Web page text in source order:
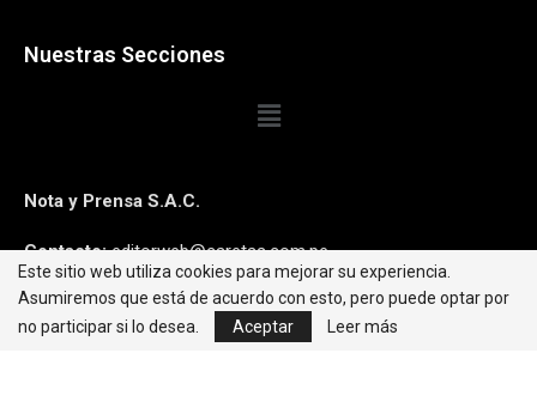
Nuestras Secciones
Nota y Prensa S.A.C.
Contacto:editorweb@caretas.com.pe
Síguenos:
Este sitio web utiliza cookies para mejorar su experiencia.
Asumiremos que está de acuerdo con esto, pero puede optar por
no participar si lo desea.
Aceptar Leer más